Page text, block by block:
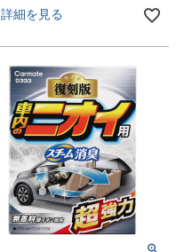
詳細を見る